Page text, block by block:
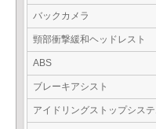
バックカメラ
頸部衝撃緩和ヘッドレスト
ABS
ブレーキアシスト
アイドリングストップシス